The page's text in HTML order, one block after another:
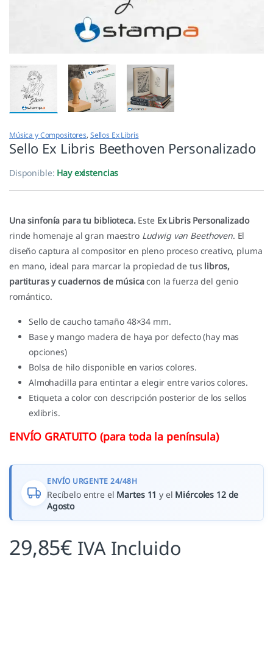
Música y Compositores, Sellos Ex Libris
Sello Ex Libris Beethoven Personalizado
Disponible: Hay existencias
Una sinfonía para tu biblioteca.Este Ex Libris Personalizado
rinde homenaje al gran maestro Ludwig van Beethoven. El
diseño captura al compositor en pleno proceso creativo, pluma
en mano, ideal para marcar la propiedad de tus libros,
partituras y cuadernos de músicacon la fuerza del genio
romántico.
Sello de caucho tamaño 48×34 mm.
Base y mango madera de haya por defecto (hay mas
opciones)
Bolsa de hilo disponible en varios colores.
Almohadilla para entintar a elegir entre varios colores.
Etiqueta a color con descripción posterior de los sellos
exlibris.
ENVÍO GRATUITO (para toda la península)
ENVÍO URGENTE 24/48H
Recíbelo entre el Martes 11 y el Miércoles 12 de
Agosto
29,85€ IVA Incluido